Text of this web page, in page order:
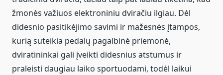
žmonės važiuos elektroniniu dviračiu ilgiau. Dėl
didesnio pasitikėjimo savimi ir mažesnės įtampos,
kurią suteikia pedalų pagalbinė priemonė,
dviratininkai gali įveikti didesnius atstumus ir
praleisti daugiau laiko sportuodami, todėl laikui